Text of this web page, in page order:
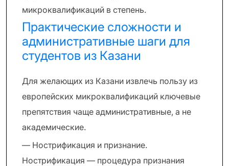
микроквалификаций в степень.
Практические сложности и
административные шаги для
студентов из Казани
Для желающих из Казани извлечь пользу из
европейских микроквалификаций ключевые
препятствия чаще административные, а не
академические.
— Нострификация и признание.
Нострификация — процедура признания